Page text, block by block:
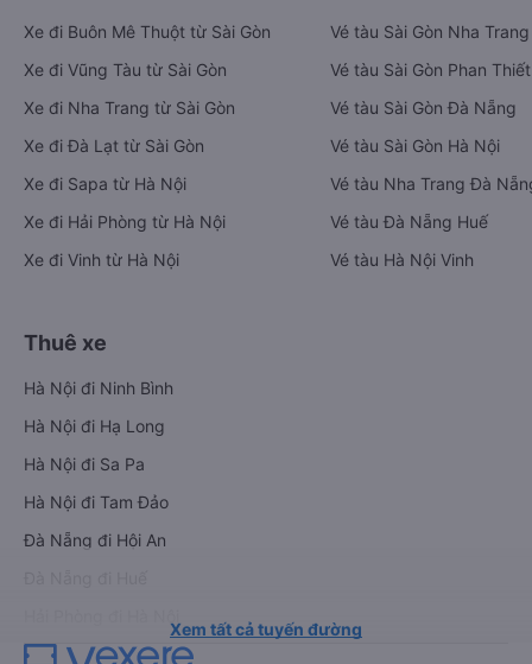
Xe đi Buôn Mê Thuột từ Sài Gòn
Xe đi Vũng Tàu từ Sài Gòn
Xe đi Nha Trang từ Sài Gòn
Xe đi Đà Lạt từ Sài Gòn
Xe đi Sapa từ Hà Nội
Xe đi Hải Phòng từ Hà Nội
Xe đi Vinh từ Hà Nội
Vé tàu Sài Gòn Nha Trang
Vé tàu Sài Gòn Phan Thiết
Vé tàu Sài Gòn Đà Nẵng
Vé tàu Sài Gòn Hà Nội
Vé tàu Nha Trang Đà
Vé tàu Đà Nẵng Huế
Vé tàu Hà Nội Vinh
Thuê xe
Hà Nội đi Ninh Bình
Hà Nội đi Hạ Long
Hà Nội đi Sa Pa
Hà Nội đi Tam Đảo
Đà Nẵng đi Hội An
Xem tất cả tuyến đường